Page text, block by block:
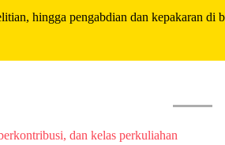
hingga pengabdian dan kepakaran di
dan kelas perkuliahan